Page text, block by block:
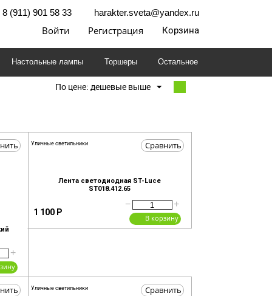
8 (911) 901 58 33
harakter.sveta@yandex.ru
Корзина
Войти Регистрация
Настольные лампы Торшеры Остальное
По цене: дешевые выше
+
Сравнить
Уличные светильники
Лента светодиодная ST-Luce
ST018.412.65
1 100 Р
+
−
В корзину
Сравнить
Уличные светильники